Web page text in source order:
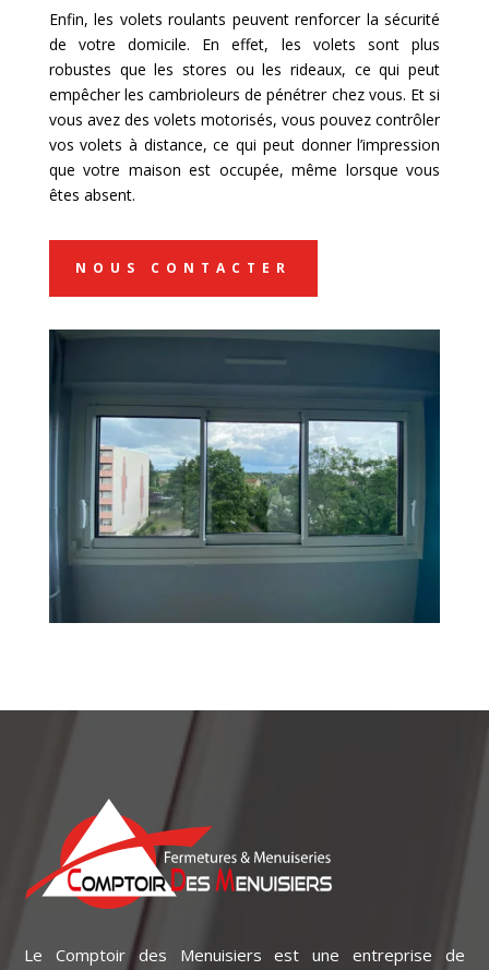
Enfin, les volets roulants peuvent renforcer la sécurité
de votre domicile. En effet, les volets sont plus
robustes que les stores ou les rideaux, ce qui peut
empêcher les cambrioleurs de pénétrer chez vous. Et si
vous avez des volets motorisés, vous pouvez contrôler
vos volets à distance, ce qui peut donner l’impression
que votre maison est occupée, même lorsque vous
êtes absent.
NOUS CONTACTER
Le Comptoir des Menuisiers est une entreprise de